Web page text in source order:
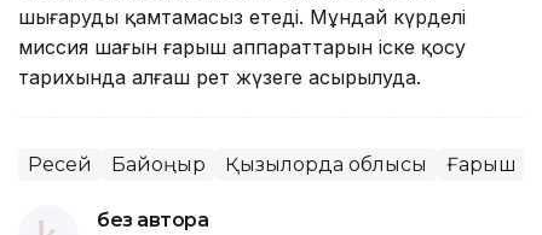
шығаруды қамтамасыз етеді. Мұндай күрделі
миссия шағын ғарыш аппараттарын іске қосу
тарихында алғаш рет жүзеге асырылуда.
Ресей Байқоңыр Қызылорда облысы Ғарыш
без автора